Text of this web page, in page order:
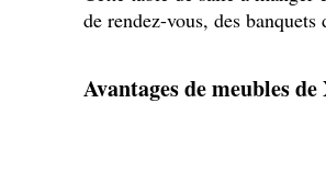
de rendez-vous, des
Avantages de meubles